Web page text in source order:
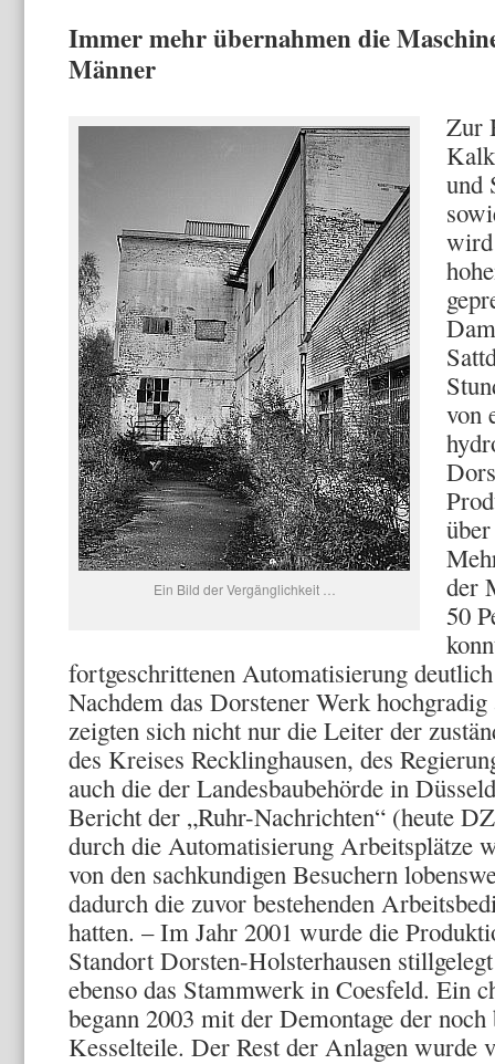
Immer mehr übernahmen die
Männer
Ein Bild der Vergänglichkeit …
Zur
und
wird
von
der
50
fortgeschrittenen Automatisierung
Nachdem das Dorstener Werk
zeigten sich nicht nur die Leiter der
des Kreises Recklinghausen, des
auch die der Landesbaubehörde in
Bericht der „Ruhr-Nachrichten“ (heute
durch die Automatisierung Arbeitsplätze
von den sachkundigen Besuchern
dadurch die zuvor bestehenden
hatten. – Im Jahr 2001 wurde die
Standort Dorsten-Holsterhausen
ebenso das Stammwerk in Coesfeld. Ein
begann 2003 mit der Demontage der
Kesselteile. Der Rest der Anlagen wurde